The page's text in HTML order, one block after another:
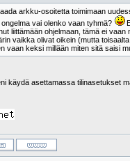
arkku-osoitetta toimimaan
vai olenko vaan tyhmä?
liittämään ohjelmaan, tämä ei
vaikka olivat oikein (mutta
vaan keksi millään miten sitä saisi
käydä asettamassa tilinasetukset